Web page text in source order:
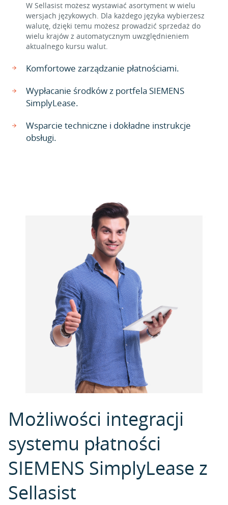
W Sellasist możesz wystawiać asortyment w wielu
wersjach językowych. Dla każdego języka wybierzesz
walutę, dzięki temu możesz prowadzić sprzedaż do
wielu krajów z automatycznym uwzględnieniem
aktualnego kursu walut.
Komfortowe zarządzanie płatnościami.
Wypłacanie środków z portfela SIEMENS
SimplyLease.
Wsparcie techniczne i dokładne instrukcje
obsługi.
Możliwości integracji
systemu płatności
SIEMENS SimplyLease z
Sellasist